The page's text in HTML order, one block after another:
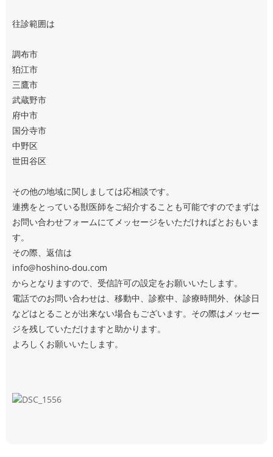
往診範囲は
調布市
狛江市
三鷹市
武蔵野市
府中市
国分寺市
中野区
世田谷区
その他の地域に関しましては応相談です。
連携をとっている獣医師をご紹介することも可能ですのでまずは
お問い合わせフォームにてメッセージをいただければとおもいま
す。
その際、返信は
info@hoshino-dou.com
からとなりますので、受信許可の設定をお願いいたします。
電話でのお問い合わせは、移動中、診察中、診療時間外、休診日
などはとることが出来ない場合もございます。その際はメッセー
ジを残していただけますと助かります。
よろしくお願いいたします。